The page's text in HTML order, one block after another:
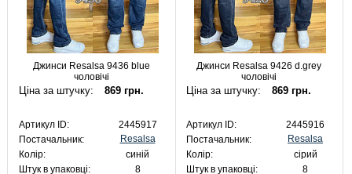
Джинси Resalsa 9436 blue
чоловічі
Ціна за штучку: 869 грн.
Артикул ID:
2445917
Постачальник:
Resalsa
Колір:
синій
Штук в упаковці:
8
Джинси Resalsa 9426 d.grey
чоловічі
Ціна за штучку: 869 грн.
Артикул ID:
2445916
Постачальник:
Resalsa
Колір:
сірий
Штук в упаковці:
8